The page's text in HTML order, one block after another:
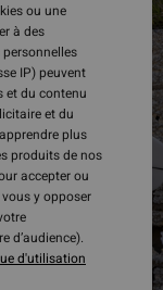
ou une
à des
IP) peuvent
et du contenu
et du
plus
produits de nos
accepter ou
y opposer
d’audience).
d'utilisation